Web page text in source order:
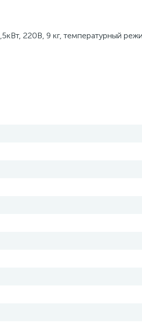
220В, 9 кг, температурный